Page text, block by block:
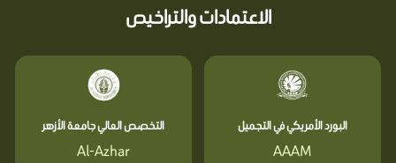
الاعتمادات والتراخيص
البورد الأمريكي في التجميل
AAAM
التخصص العالي جامعة الأزهر
Al-Azhar